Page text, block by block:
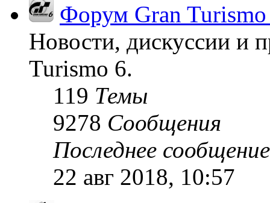
Форум Gran
Новости, дискуссии и
Turismo 6.
119 Темы
9278 Сообщения
Последнее сообщение
22 авг 2018, 10:57